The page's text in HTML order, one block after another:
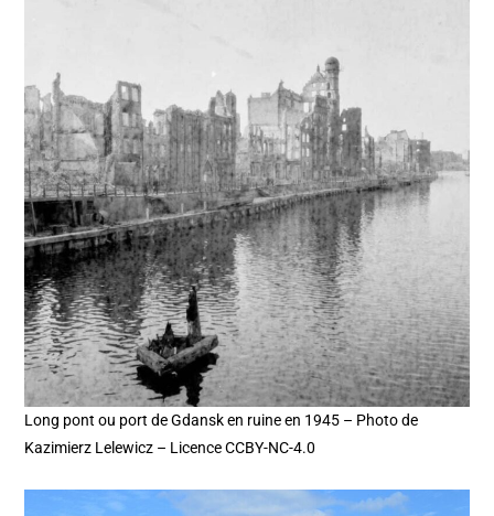
Long pont ou port de Gdansk en ruine en 1945 – Photo de
Kazimierz Lelewicz – Licence CCBY-NC-4.0